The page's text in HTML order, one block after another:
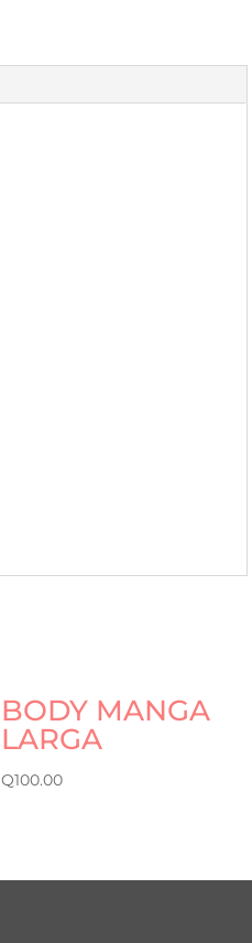
BODY MANGA
LARGA
Q100.00